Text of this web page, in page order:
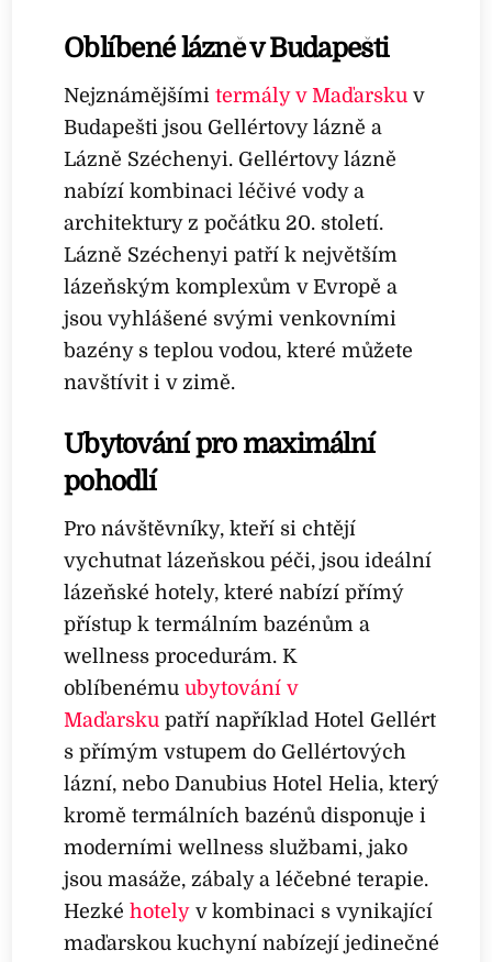
Oblíbené lázně v Budapešti
Nejznámějšímitermály v Maďarsku v
Budapešti jsou Gellértovy lázně a
Lázně Széchenyi. Gellértovy lázně
nabízí kombinaci léčivé vody a
architektury z počátku 20. století.
Lázně Széchenyi patří k největším
lázeňským komplexům v Evropě a
jsou vyhlášené svými venkovními
bazény s teplou vodou, které můžete
navštívit i v zimě.
Ubytování pro maximální
pohodlí
Pro návštěvníky, kteří si chtějí
vychutnat lázeňskou péči, jsou ideální
lázeňské hotely, které nabízí přímý
přístup k termálním bazénům a
wellness procedurám. K
oblíbenémuubytování v
Maďarsku patří například Hotel Gellért
s přímým vstupem do Gellértových
lázní, nebo Danubius Hotel Helia, který
kromě termálních bazénů disponuje i
moderními wellness službami, jako
jsou masáže, zábaly a léčebné terapie.
Hezkéhotely v kombinaci s vynikající
maďarskou kuchyní nabízejí jedinečné